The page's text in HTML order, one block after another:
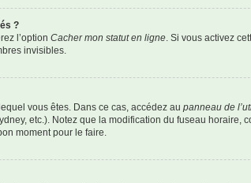
?
l’option Cacher mon statut en ligne. Si vous activez
invisibles.
vous êtes. Dans ce cas, accédez au panneau de
etc.). Notez que la modification du fuseau horaire,
moment pour le faire.